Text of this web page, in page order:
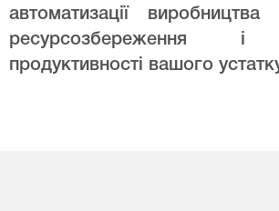
автоматизації
ресурсозбереження і
продуктивності вашого